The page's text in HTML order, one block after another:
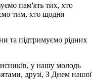
пам'ять тих, хто
тим, хто щодня
та підтримуємо рідних
у нашу молодь
друзі, З Днем нашої